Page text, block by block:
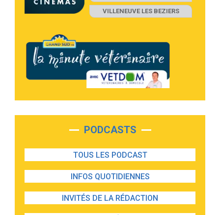
VILLENEUVE LES BEZIERS
PODCASTS
TOUS LES PODCAST
INFOS QUOTIDIENNES
INVITÉS DE LA RÉDACTION